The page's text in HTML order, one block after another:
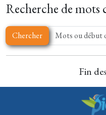
Recherche de mots
Chercher
Fin